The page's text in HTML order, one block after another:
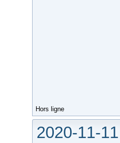
Hors ligne
2020-11-